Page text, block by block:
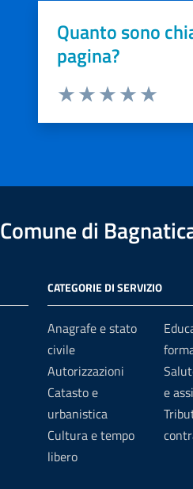
Quanto sono
pagina?
Comune di
CATEGORIE DI SERVIZIO
Anagrafe e stato
civile
Autorizzazioni
Catasto e
urbanistica
Cultura e tempo
libero
e